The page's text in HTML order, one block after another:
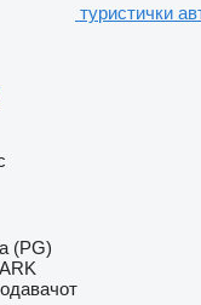
туристички
(PG)